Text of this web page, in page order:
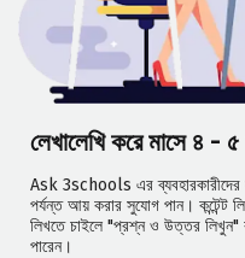
লেখালেখি করে মাসে ৪ -
Ask 3schools এর ব্যবহারকারীদের
পর্যন্ত আয় করার সুযোগ পান। কন্টেন্ট
লিখতে চাইলে "প্রশ্ন ও উত্তর লিখুন"
পারেন।